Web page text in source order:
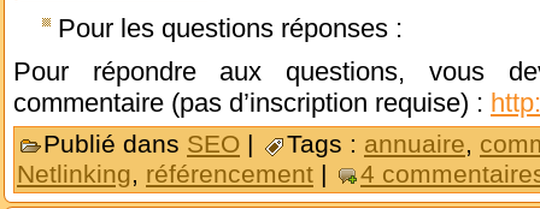
Pour les questions réponses :
Pour répondre aux questions, vous
commentaire (pas d’inscription requise) :
Publié dans SEO | Tags : annuaire,
Netlinking, référencement | 4